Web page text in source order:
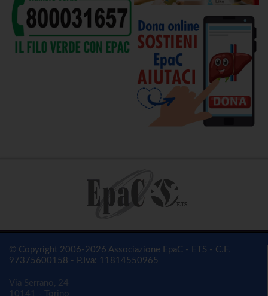
© Copyright 2006-2026 Associazione EpaC - ETS - C.F.
97375600158 - P.Iva: 11814550965
Via Serrano, 24
10141 - Torino